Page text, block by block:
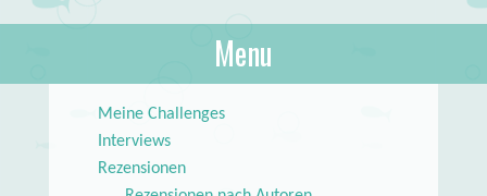
About Books
lilstar.de
Menu
Meine Challenges
Interviews
Rezensionen